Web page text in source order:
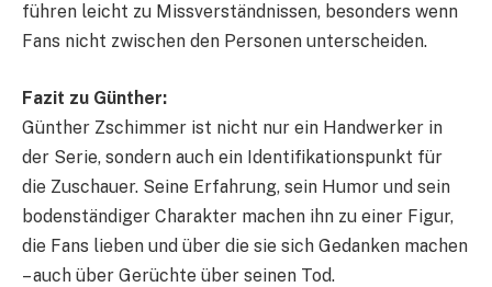
führen leicht zu Missverständnissen, besonders wenn
Fans nicht zwischen den Personen unterscheiden.
Fazit zu Günther:
Günther Zschimmer ist nicht nur ein Handwerker in
der Serie, sondern auch ein Identifikationspunkt für
die Zuschauer. Seine Erfahrung, sein Humor und sein
bodenständiger Charakter machen ihn zu einer Figur,
die Fans lieben und über die sie sich Gedanken machen
– auch über Gerüchte über seinen Tod.